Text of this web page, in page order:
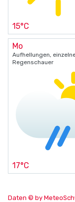
15°C
Mo
Aufhellungen,
Regenschauer
17°C
Daten © by